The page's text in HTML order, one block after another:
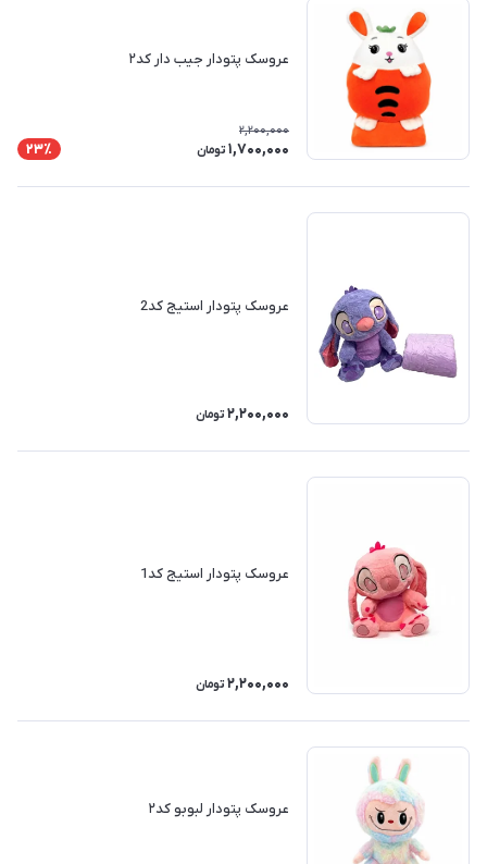
عروسک پتودار جیب دار کد۲
2,200,000
1,700,000 تومان 23٪
عروسک پتودار استیج کد2
2,200,000 تومان
عروسک پتودار استیج کد1
2,200,000 تومان
عروسک پتودار لبوبو کد۲